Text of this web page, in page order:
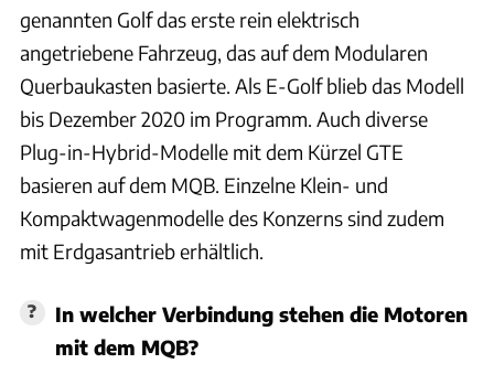
genannten Golf das erste rein elektrisch
angetriebene Fahrzeug, das auf dem Modularen
Querbaukasten basierte. Als E-Golf blieb das Modell
bis Dezember 2020 im Programm. Auch diverse
Plug-in-Hybrid-Modelle mit dem Kürzel GTE
basieren auf dem MQB. Einzelne Klein- und
Kompaktwagenmodelle des Konzerns sind zudem
mit Erdgasantrieb erhältlich.
In welcher Verbindung stehen die Motoren
mit dem MQB?